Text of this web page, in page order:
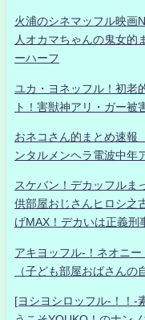
火浦のシネマッフル映画
人オカマちゃんの鬼女的
ーハーフ
ユカ・ヨネッフル！初老
ト！害獣神アリ・ガー被
おネコさん的まとめ速
ンタルメンヘラ電波中年
スケバン！デカッフルま
供部屋おじさんヒロシ之
げMAX！デカいは正義刑
アキヨッフル-！ネオニー
（子ども部屋おばさんの
[ヨシヨシロッフル-！！-